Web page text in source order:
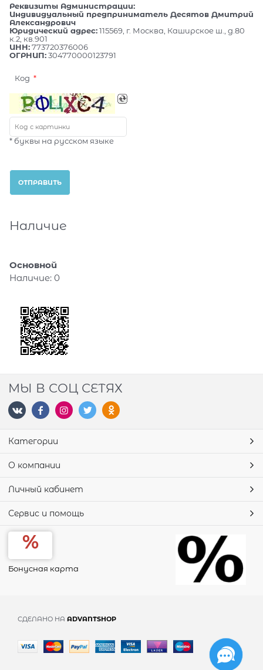
Реквизиты Администрации:
Индивидуальный предприниматель Десятов Дмитрий
Александрович
Юридический адрес:115569, г. Москва, Каширское ш., д.80
к.2, кв.901
ИНН:773720376006
ОГРНИП:304770000123791
Код
* буквы на русском языке
Наличие
Основной
Наличие: 0
МЫ В СОЦ СЕТЯХ
Категории
О компании
Личный кабинет
Сервис и помощь
Бонусная карта
СДЕЛАНО НА ADVANTSHOP